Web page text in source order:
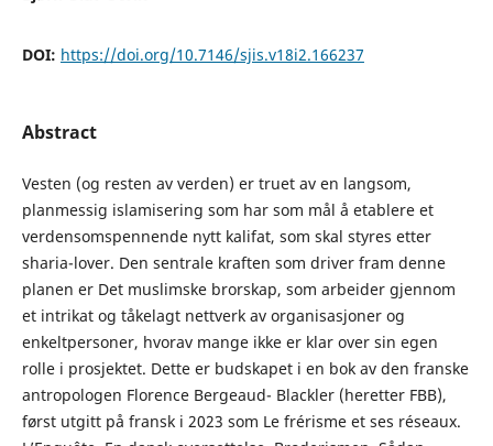
DOI: https://doi.org/10.7146/sjis.v18i2.166237
Abstract
Vesten (og resten av verden) er truet av en langsom,
planmessig islamisering som har som mål å etablere et
verdensomspennende nytt kalifat, som skal styres etter
sharia-lover. Den sentrale kraften som driver fram denne
planen er Det muslimske brorskap, som arbeider gjennom
et intrikat og tåkelagt nettverk av organisasjoner og
enkeltpersoner, hvorav mange ikke er klar over sin egen
rolle i prosjektet. Dette er budskapet i en bok av den franske
antropologen Florence Bergeaud- Blackler (heretter FBB),
først utgitt på fransk i 2023 som Le frérisme et ses réseaux.